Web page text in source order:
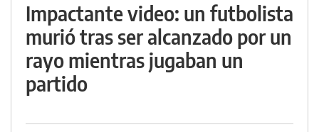
Impactante video: un futbolista
murió tras ser alcanzado por un
rayo mientras jugaban un
partido